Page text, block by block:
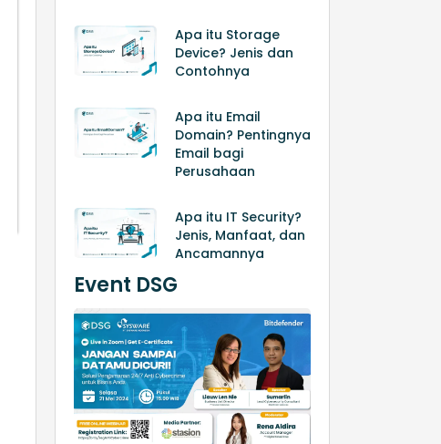
Apa itu Storage
Device? Jenis dan
Contohnya
Apa itu Email
Domain? Pentingnya
Email bagi
Perusahaan
Apa itu IT Security?
Jenis, Manfaat, dan
Ancamannya
Event DSG